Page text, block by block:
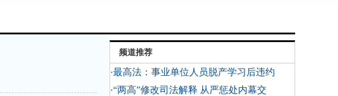
频道推荐
·最高法：事业单位人员脱产学习后违约
·“两高”修改司法解释 从严惩处内幕交